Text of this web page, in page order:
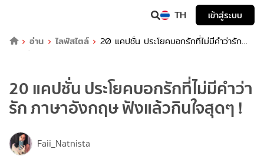
TH
เข้าสู่ระบบ
อ่าน
ไลฟ์สไตล์
20 แคปชั่น ประโยคบอกรักที่ไม่มีคำว่ารัก
ภาษาอังกฤษ ฟังแล้วกินใจสุดๆ !
20 แคปชั่น ประโยคบอกรักที่ไม่มีคำว่า
รัก ภาษาอังกฤษ ฟังแล้วกินใจสุดๆ !
Faii_Natnista